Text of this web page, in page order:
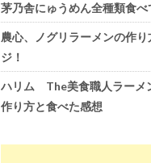
茅乃舎にゅうめん全種類食べ
農心、ノグリラーメンの作
ジ！
ハリム The美食職人ラーメ
作り方と食べた感想